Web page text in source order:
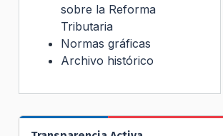
sobre la Reforma
Tributaria
Normas gráficas
Archivo histórico